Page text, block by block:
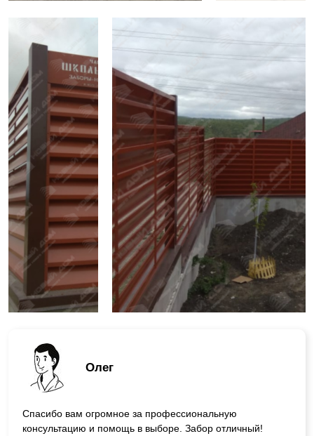
Олег
Спасибо вам огромное за профессиональную
консультацию и помощь в выборе. Забор отличный!